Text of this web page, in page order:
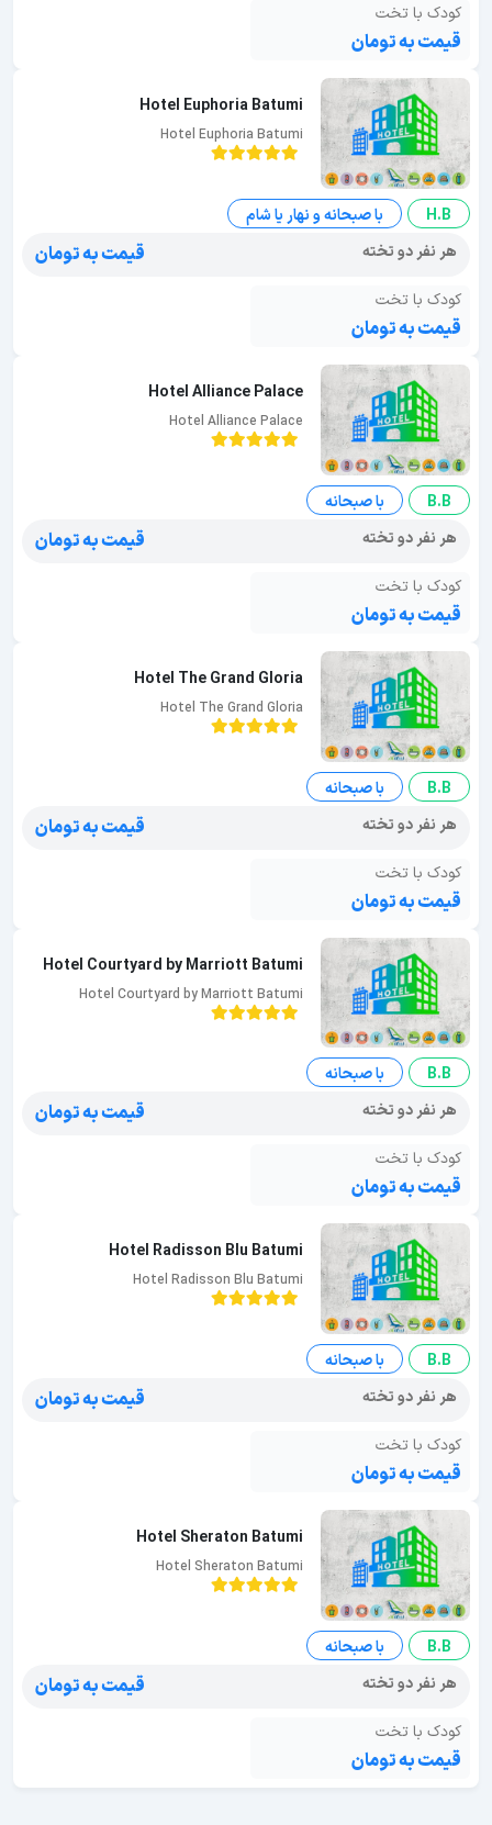
کودک با تخت
قیمت به تومان
Hotel Euphoria Batumi
Hotel Euphoria Batumi
H.B
با صبحانه و نهار یا شام
هر نفر دو تخته
قیمت به تومان
کودک با تخت
قیمت به تومان
Hotel Alliance Palace
Hotel Alliance Palace
B.B
با صبحانه
هر نفر دو تخته
قیمت به تومان
کودک با تخت
قیمت به تومان
Hotel The Grand Gloria
Hotel The Grand Gloria
B.B
با صبحانه
هر نفر دو تخته
قیمت به تومان
کودک با تخت
قیمت به تومان
Hotel Courtyard by Marriott Batumi
Hotel Courtyard by Marriott Batumi
B.B
با صبحانه
هر نفر دو تخته
قیمت به تومان
کودک با تخت
قیمت به تومان
Hotel Radisson Blu Batumi
Hotel Radisson Blu Batumi
B.B
با صبحانه
هر نفر دو تخته
قیمت به تومان
کودک با تخت
قیمت به تومان
Hotel Sheraton Batumi
Hotel Sheraton Batumi
B.B
با صبحانه
هر نفر دو تخته
قیمت به تومان
کودک با تخت
قیمت به تومان